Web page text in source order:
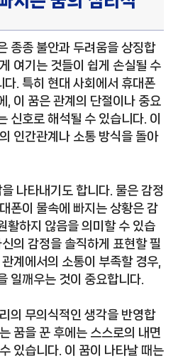
종종 불안과 두려움을 상징합
여기는 것들이 쉽게 손실될 수
. 특히 현대 사회에서 휴대폰
, 이 꿈은 관계의 단절이나 중요
신호로 해석될 수 있습니다. 이
인간관계나 소통 방식을 돌아
나타내기도 합니다. 물은 감정
폰이 물속에 빠지는 상황은 감
활하지 않음을 의미할 수 있습
의 감정을 솔직하게 표현할 필
계에서의 소통이 부족할 경우,
일깨우는 것이 중요합니다.
의 무의식적인 생각을 반영합
꿈을 꾼 후에는 스스로의 내면
있습니다. 이 꿈이 나타날 때는